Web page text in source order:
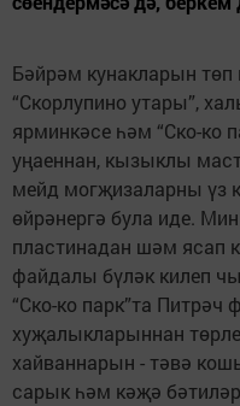
Бәйрәм кунакларын
“Скорлупино утары”,
ярминкәсе һәм “Ско-ко
уңаеннан, кызыклы
мейд могҗизаларны үз
өйрәнергә була иде.
пластинадан шәм ясап
файдалы бүләк килеп
“Ско-ко парк”та
хуҗалыкларыннан
хайваннарын - тәвә
сарык һәм кәҗә